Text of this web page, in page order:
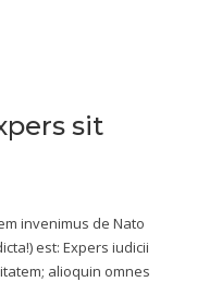
sit
invenimus de Nato
est: Expers iudicii
alioquin omnes